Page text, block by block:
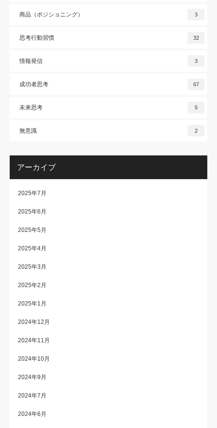
商品（ポジショニング） 3
思考行動習慣 32
情報発信 3
成功者思考 67
未来思考 5
無意識 2
アーカイブ
2025年7月
2025年6月
2025年5月
2025年4月
2025年3月
2025年2月
2025年1月
2024年12月
2024年11月
2024年10月
2024年9月
2024年7月
2024年6月